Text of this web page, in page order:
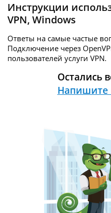
Инструкции
VPN, Windows
Ответы на самые частые
Подключение через
пользователей услуги VPN.
Остались
Напишите